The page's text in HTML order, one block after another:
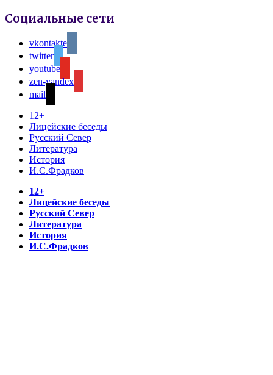
Социальные сети
vkontakte
twitter
youtube
zen-yandex
mail
12+
Лицейские беседы
Русский Север
Литература
История
И.С.Фрадков
12+
Лицейские беседы
Русский Север
Литература
История
И.С.Фрадков